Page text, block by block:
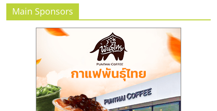
ไชส์,
ปรึกษา
แฟ
Main Sponsors